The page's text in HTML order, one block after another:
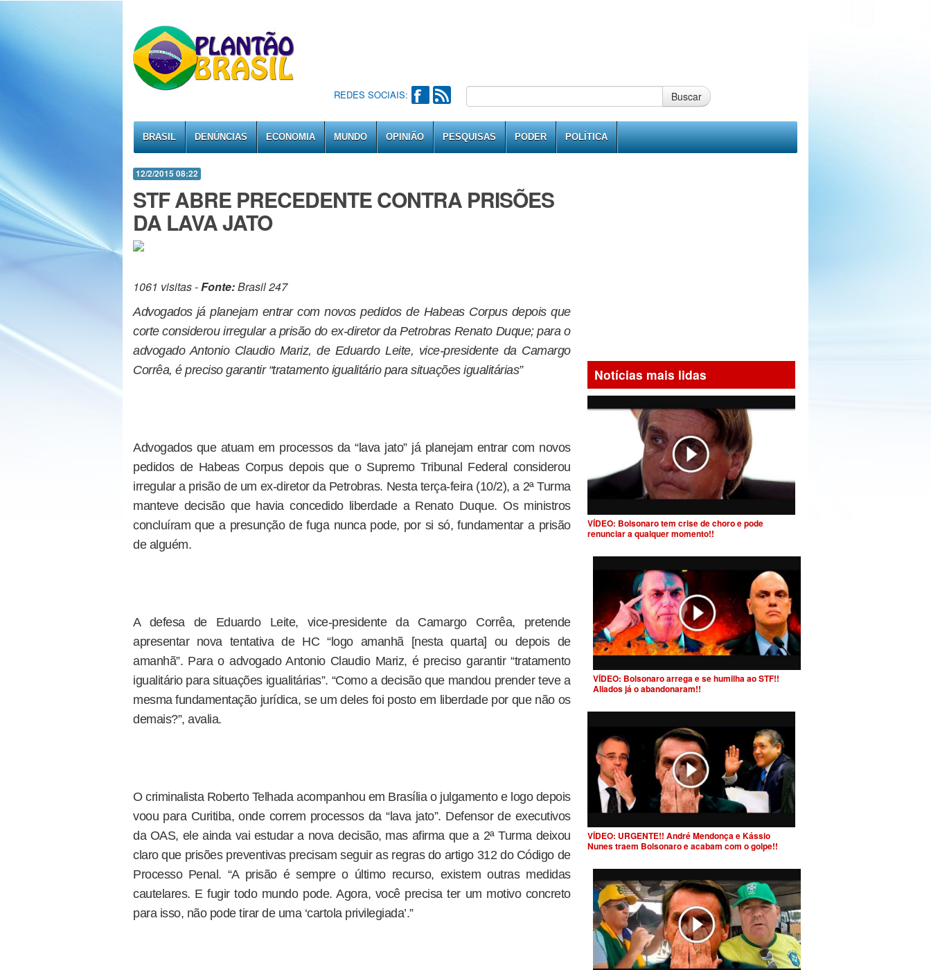
REDES SOCIAIS: Buscar
BRASIL DENÚNCIAS ECONOMIA MUNDO OPINIÃO PESQUISAS PODER POLÍTICA
12/2/2015 08:22
STF ABRE PRECEDENTE CONTRA PRISÕES
DA LAVA JATO
1061 visitas -Fonte:Brasil 247
Advogados já planejam entrar com novos pedidos de Habeas Corpus depois que
corte considerou irregular a prisão do ex-diretor da Petrobras Renato Duque; para o
advogado Antonio Claudio Mariz, de Eduardo Leite, vice-presidente da Camargo
Corrêa, é preciso garantir “tratamento igualitário para situações igualitárias”
Advogados que atuam em processos da “lava jato” já planejam entrar com novos
pedidos de Habeas Corpus depois que o Supremo Tribunal Federal considerou
irregular a prisão de um ex-diretor da Petrobras. Nesta terça-feira (10/2), a 2ª Turma
manteve decisão que havia concedido liberdade a Renato Duque. Os ministros
concluíram que a presunção de fuga nunca pode, por si só, fundamentar a prisão
de alguém.
A defesa de Eduardo Leite, vice-presidente da Camargo Corrêa, pretende
apresentar nova tentativa de HC “logo amanhã [nesta quarta] ou depois de
amanhã”. Para o advogado Antonio Claudio Mariz, é preciso garantir “tratamento
igualitário para situações igualitárias”. “Como a decisão que mandou prender teve a
mesma fundamentação jurídica, se um deles foi posto em liberdade por que não os
demais?”, avalia.
O criminalista Roberto Telhada acompanhou em Brasília o julgamento e logo depois
voou para Curitiba, onde correm processos da “lava jato”. Defensor de executivos
da OAS, ele ainda vai estudar a nova decisão, mas afirma que a 2ª Turma deixou
claro que prisões preventivas precisam seguir as regras do artigo 312 do Código de
Processo Penal. “A prisão é sempre o último recurso, existem outras medidas
cautelares. E fugir todo mundo pode. Agora, você precisa ter um motivo concreto
para isso, não pode tirar de uma ‘cartola privilegiada’.”
Notícias mais lidas
VÍDEO: Bolsonaro tem crise de choro e pode
renunciar a qualquer momento!!
VÍDEO: Bolsonaro arrega e se humilha ao STF!!
Aliados já o abandonaram!!
VÍDEO: URGENTE!! André Mendonça e Kássio
Nunes traem Bolsonaro e acabam com o golpe!!